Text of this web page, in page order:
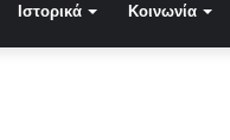
Ιστορικά Κοινωνία